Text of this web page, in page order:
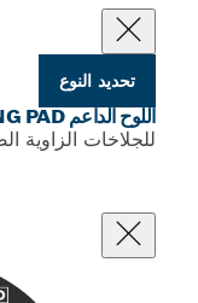
تحديد النوع
اللوح الداعم PRO BACKING PAD
للجلاخات الزاوية